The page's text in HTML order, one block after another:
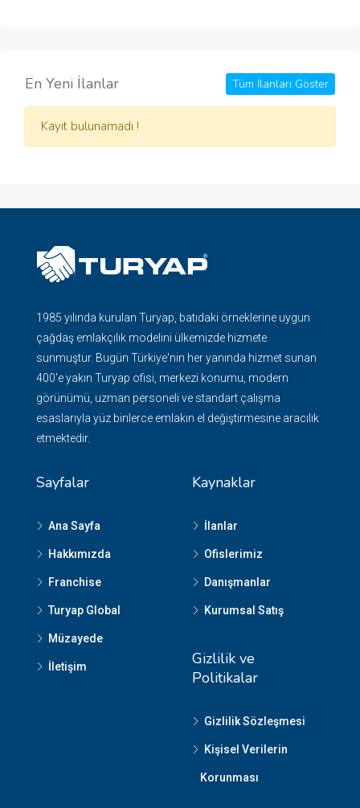
En Yeni İlanlar Tüm İlanları Göster
Kayıt bulunamadı !
1985 yılında kurulan Turyap, batıdaki örneklerine uygun
çağdaş emlakçılık modelini ülkemizde hizmete
sunmuştur. Bugün Türkiye'nin her yanında hizmet sunan
400'e yakın Turyap ofisi, merkezi konumu, modern
görünümü, uzman personeli ve standart çalışma
esaslarıyla yüz binlerce emlakın el değiştirmesine aracılık
etmektedir.
Sayfalar
Ana Sayfa
Hakkımızda
Franchise
Turyap Global
Müzayede
İletişim
Kaynaklar
İlanlar
Ofislerimiz
Danışmanlar
Kurumsal Satış
Gizlilik ve
Politikalar
Gizlilik Sözleşmesi
Kişisel Verilerin
Korunması